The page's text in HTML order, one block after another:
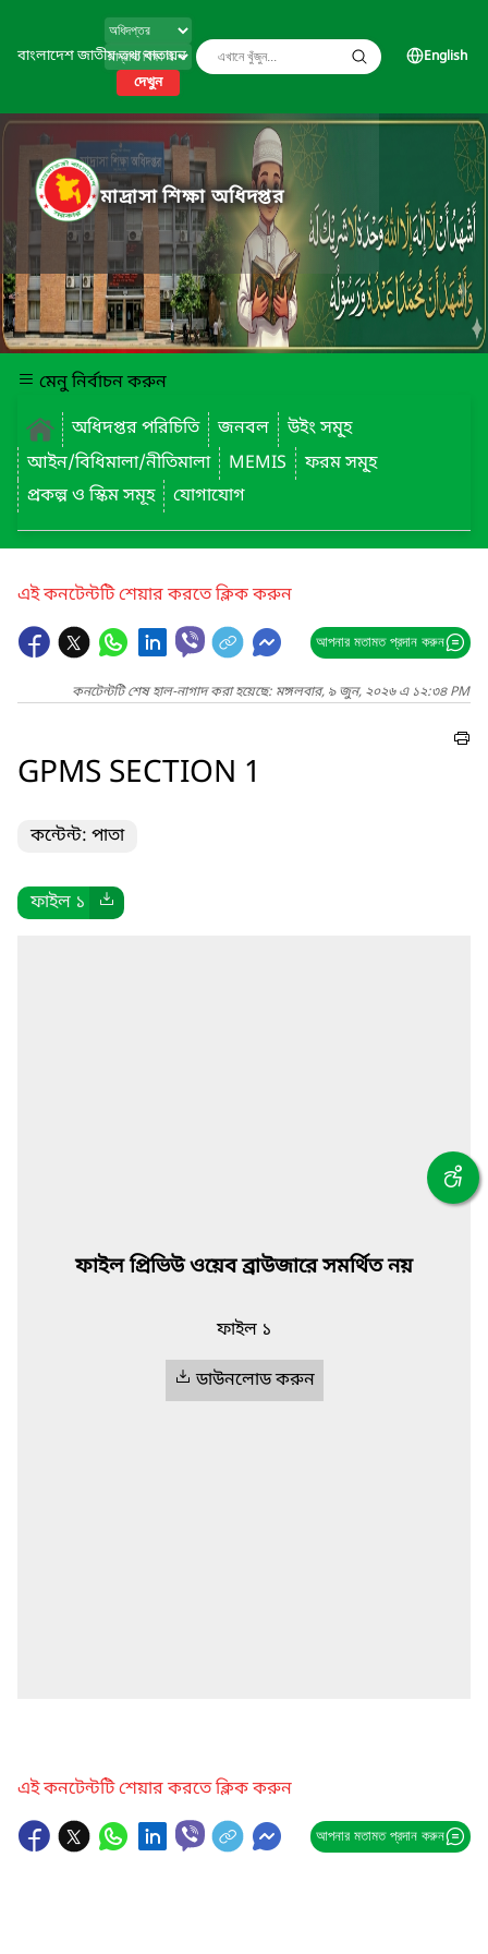
বাংলাদেশ জাতীয় তথ্য বাতায়ন
দেখুন
English
মাদ্রাসা শিক্ষা অধিদপ্তর
মেনু নির্বাচন করুন
অধিদপ্তর পরিচিতি
জনবল
উইং সমূ্হ
আইন/বিধিমালা/নীতিমালা
MEMIS
ফরম সমূ্হ
প্রকল্প ও স্কিম সমূহ
যোগাযোগ
এই কনটেন্টটি শেয়ার করতে ক্লিক করুন
আপনার মতামত প্রদান করুন
কনটেন্টটি শেষ হাল-নাগাদ করা হয়েছে: মঙ্গলবার, ৯ জুন, ২০২৬ এ ১২:৩৪ PM
GPMS SECTION 1
কন্টেন্ট: পাতা
ফাইল ১
ফাইল প্রিভিউ ওয়েব ব্রাউজারে সমর্থিত নয়
ফাইল ১
ডাউনলোড করুন
এই কনটেন্টটি শেয়ার করতে ক্লিক করুন
আপনার মতামত প্রদান করুন